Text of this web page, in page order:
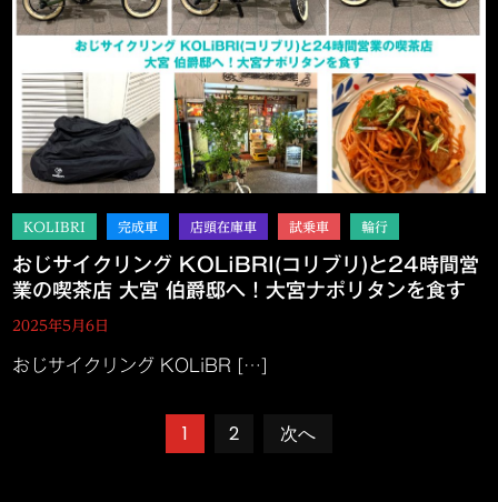
おじサイクリング KOLiBRI(コリブリ)と24時間営
業の喫茶店 大宮 伯爵邸へ！大宮ナポリタンを食す
2025年5月6日
おじサイクリング KOLiBR […]
1 2 次へ